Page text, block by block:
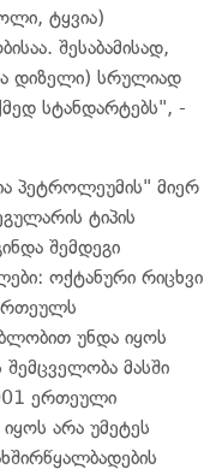
ტყვია)
შესაბამისად,
დიზელი) სრულიად
სტანდარტებს", -
პეტროლეუმის" მიერ
ტიპის
შემდეგი
ოქტანური რიცხვი
უნდა იყოს
მასში
ერთეული
არა უმეტეს